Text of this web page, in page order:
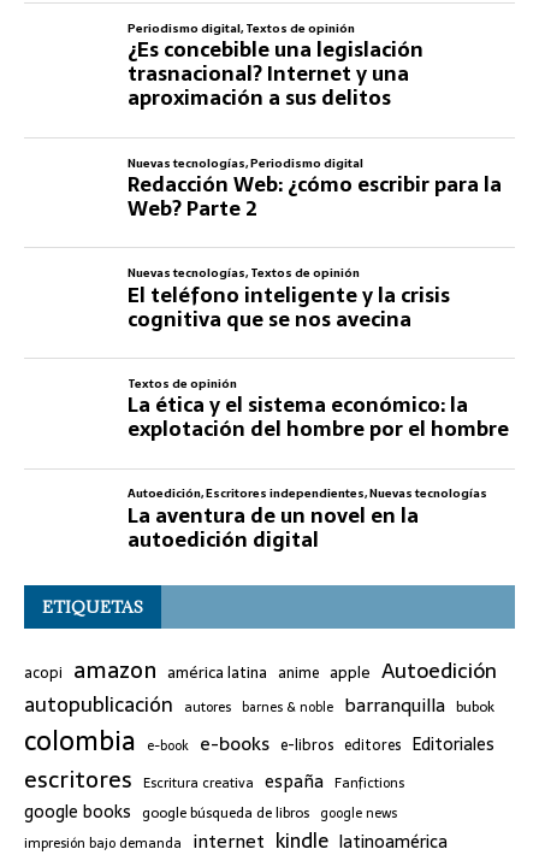
Periodismo digital,Textos de opinión
¿Es concebible una legislación
trasnacional? Internet y una
aproximación a sus delitos
Nuevas tecnologías,Periodismo digital
Redacción Web: ¿cómo escribir para la
Web? Parte 2
Nuevas tecnologías,Textos de opinión
El teléfono inteligente y la crisis
cognitiva que se nos avecina
Textos de opinión
La ética y el sistema económico: la
explotación del hombre por el hombre
Autoedición,Escritores independientes,Nuevas tecnologías
La aventura de un novel en la
autoedición digital
ETIQUETAS
acopi amazon américa latina anime apple Autoedición
autopublicación autores barnes & noble barranquilla bubok
colombia e-book e-books e-libros editores Editoriales
escritores Escritura creativa españa Fanfictions
google books google búsqueda de libros google news
impresión bajo demanda internet kindle latinoamérica